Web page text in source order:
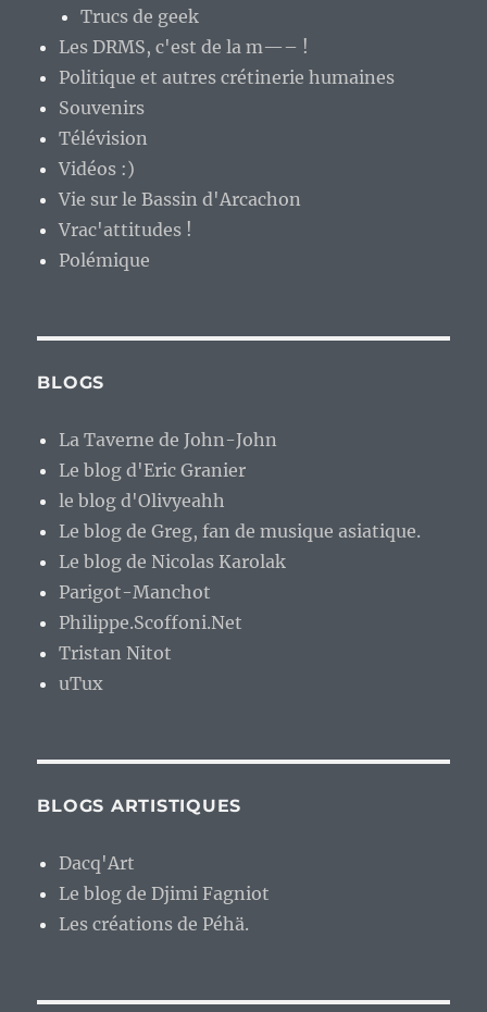
Trucs de geek
Les DRMS, c'est de la m—– !
Politique et autres crétinerie humaines
Souvenirs
Télévision
Vidéos :)
Vie sur le Bassin d'Arcachon
Vrac'attitudes !
Polémique
BLOGS
La Taverne de John-John
Le blog d'Eric Granier
le blog d'Olivyeahh
Le blog de Greg, fan de musique asiatique.
Le blog de Nicolas Karolak
Parigot-Manchot
Philippe.Scoffoni.Net
Tristan Nitot
uTux
BLOGS ARTISTIQUES
Dacq'Art
Le blog de Djimi Fagniot
Les créations de Péhä.